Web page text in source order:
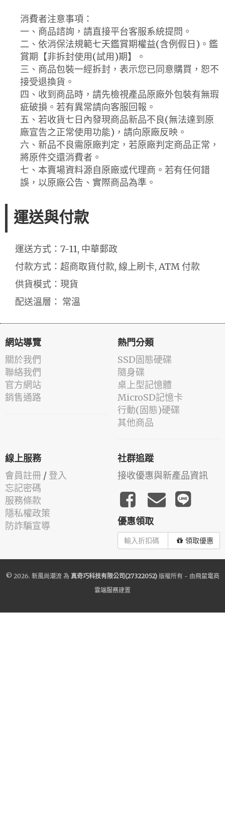
消費者注意事項：
一、商品諮詢，請直接平台客服系統提問。
二、依消保法規範七天鑑賞期權益(含例假日)。鑑
賞期【非拆封使用(試用)期】。
三、商品包裝一經拆封，表示您已同意購買，恕不
接受退換貨。
四、收到商品時，請先檢視產品原廠外包裝有無瑕
疵破損。若有異常請向客服回報。
五、若收貨七日內發現商品新品不良(無法達到原
廠宣告之正常使用功能)，請向原廠反映。
六、新品不良需原廠判定，若原廠判定商品正常，
將原件交還消費者。
七、本賣場資料源自原廠或代理商。若有任何錯
誤，以原廠公告、實際商品為準。
運送與付款
運送方式：7-11, 中華郵政
付款方式：超商取貨付款, 線上刷卡, ATM 付款
供貨模式：現貨
配送溫層： 常溫
網站導覽
關於我們
聯絡我們
官方網站
銷售通路
熱門分類
SSD固態硬碟
隨身碟
桌上型記憶體
MicroSD記憶卡
行動(固態)硬碟
其他商品
線上服務
會員註冊 / 登入
忘記密碼
服務條款
隱私權政策
防詐騙宣導
社群追蹤
接收優惠與新產品資訊
優惠領取
領取優惠
© 2026. 新風尚潮流為 真奇巧科技有限公司(27322052)版權所有 - 由飛鼠電商
雲端服務建置